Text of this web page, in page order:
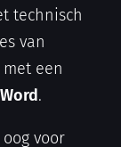
technisch
van
met een
.
voor